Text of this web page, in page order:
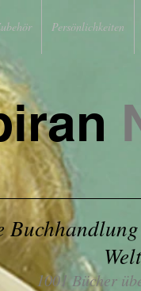
Persönlichkeiten
Welt
1001 Bücher